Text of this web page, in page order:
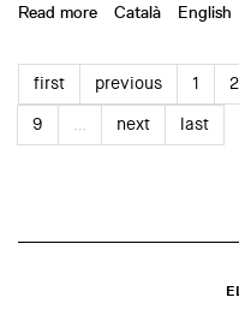
Read more about Taller "La
Català English
first previous 1 2
9
… next last